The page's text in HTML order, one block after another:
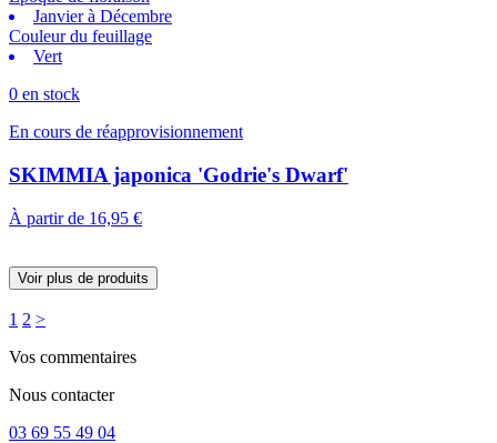
Janvier à Décembre
Couleur du feuillage
Vert
0 en stock
En cours de réapprovisionnement
SKIMMIA japonica 'Godrie's Dwarf'
À partir de 16,95 €
Voir plus de produits
1 2 >
Vos commentaires
Nous contacter
03 69 55 49 04